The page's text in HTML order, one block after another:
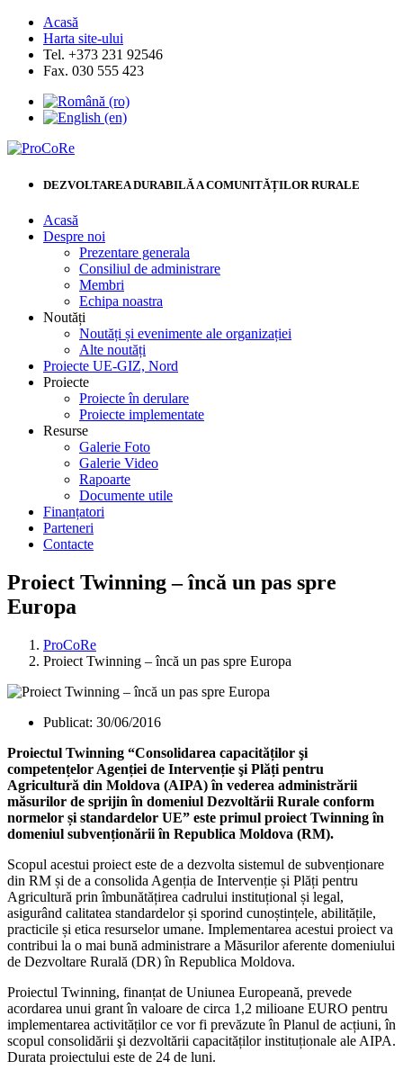
Acasă
Harta site-ului
Tel. +373 231 92546
Fax. 030 555 423
DEZVOLTAREA DURABILĂ A COMUNITĂȚILOR RURALE
Acasă
Despre noi
Prezentare generala
Consiliul de administrare
Membri
Echipa noastra
Noutăți
Noutăți și evenimente ale organizației
Alte noutăți
Proiecte UE-GIZ, Nord
Proiecte
Proiecte în derulare
Proiecte implementate
Resurse
Galerie Foto
Galerie Video
Rapoarte
Documente utile
Finanțatori
Parteneri
Contacte
Proiect Twinning – încă un pas spre
Europa
ProCoRe
Proiect Twinning – încă un pas spre Europa
Publicat: 30/06/2016
Proiectul Twinning “Consolidarea capacităților şi
competențelor Agenției de Intervenție şi Plăți pentru
Agricultură din Moldova (AIPA) în vederea administrării
măsurilor de sprijin în domeniul Dezvoltării Rurale conform
normelor și standardelor UE” este primul proiect Twinning în
domeniul subvenționării în Republica Moldova (RM).
Scopul acestui proiect este de a dezvolta sistemul de subvenționare
din RM și de a consolida Agenția de Intervenție și Plăți pentru
Agricultură prin îmbunătățirea cadrului instituțional și legal,
asigurând calitatea standardelor și sporind cunoștințele, abilitățile,
practicile și etica resurselor umane. Implementarea acestui proiect va
contribui la o mai bună administrare a Măsurilor aferente domeniului
de Dezvoltare Rurală (DR) în Republica Moldova.
Proiectul Twinning, finanțat de Uniunea Europeană, prevede
acordarea unui grant în valoare de circa 1,2 milioane EURO pentru
implementarea activităților ce vor fi prevăzute în Planul de acțiuni, în
scopul consolidării şi dezvoltării capacităților instituționale ale AIPA.
Durata proiectului este de 24 de luni.